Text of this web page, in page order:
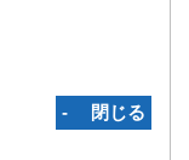
‐ 閉じる